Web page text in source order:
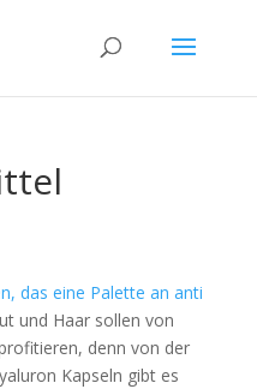
das eine Palette an anti
und Haar sollen von
denn von der
Kapseln gibt es